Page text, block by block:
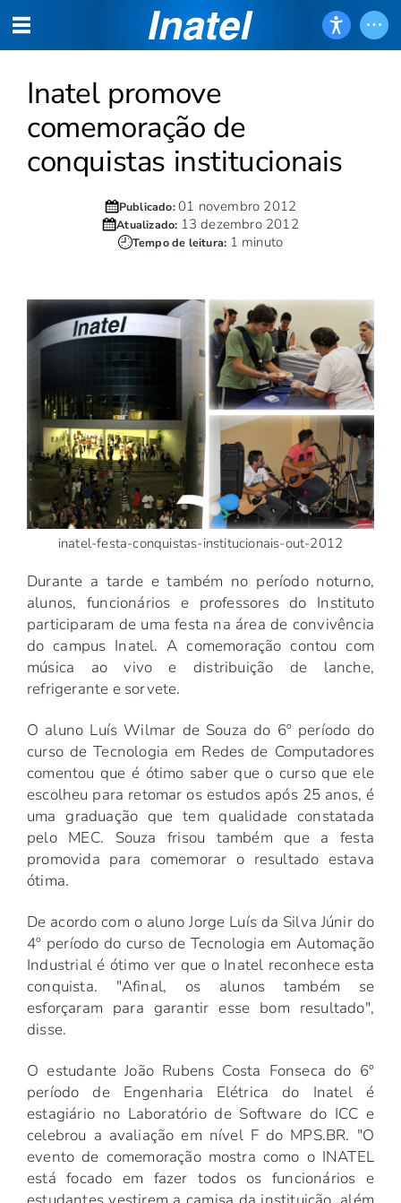
Inatel promove
comemoração de
conquistas institucionais
Publicado:01 novembro 2012
Atualizado: 13 dezembro 2012
Tempo de leitura: 1 minuto
inatel-festa-conquistas-institucionais-out-2012
Durante a tarde e também no período noturno,
alunos, funcionários e professores do Instituto
participaram de uma festa na área de convivência
do campus Inatel. A comemoração contou com
música ao vivo e distribuição de lanche,
refrigerante e sorvete.
O aluno Luís Wilmar de Souza do 6º período do
curso de Tecnologia em Redes de Computadores
comentou que é ótimo saber que o curso que ele
escolheu para retomar os estudos após 25 anos, é
uma graduação que tem qualidade constatada
pelo MEC. Souza frisou também que a festa
promovida para comemorar o resultado estava
ótima.
De acordo com o aluno Jorge Luís da Silva Júnir do
4º período do curso de Tecnologia em Automação
Industrial é ótimo ver que o Inatel reconhece esta
conquista. "Afinal, os alunos também se
esforçaram para garantir esse bom resultado",
disse.
O estudante João Rubens Costa Fonseca do 6º
período de Engenharia Elétrica do Inatel é
estagiário no Laboratório de Software do ICC e
celebrou a avaliação em nível F do MPS.BR. "O
evento de comemoração mostra como o INATEL
está focado em fazer todos os funcionários e